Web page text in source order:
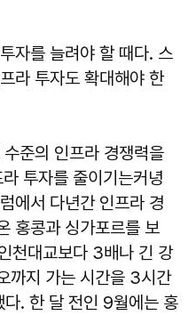
자를 늘려야 할 때다. 스
라 투자도 확대해야 한
준의 인프라 경쟁력을
투자를 줄이기는커녕
에서 다년간 인프라 경
홍콩과 싱가포르를 보
천대교보다 3배나 긴 강
까지 가는 시간을 3시간
. 한 달 전인 9월에는 홍